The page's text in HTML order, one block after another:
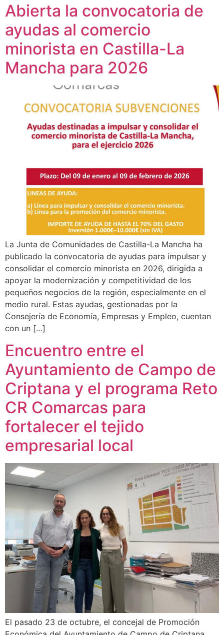
Abierta la convocatoria de
ayudas al comercio
minorista en Castilla-La
Mancha para 2026
La Junta de Comunidades de Castilla-La Mancha ha
publicado la convocatoria de ayudas para impulsar y
consolidar el comercio minorista en 2026, dirigida a
apoyar la modernización y competitividad de los
pequeños negocios de la región, especialmente en el
medio rural. Estas ayudas, gestionadas por la
Consejería de Economía, Empresas y Empleo, cuentan
con un […]
Encuentro entre el
Ayuntamiento de Campo de
Criptana y el programa Reto
CR Comarcas para
fortalecer el tejido
empresarial local
El pasado 23 de octubre, el concejal de Promoción